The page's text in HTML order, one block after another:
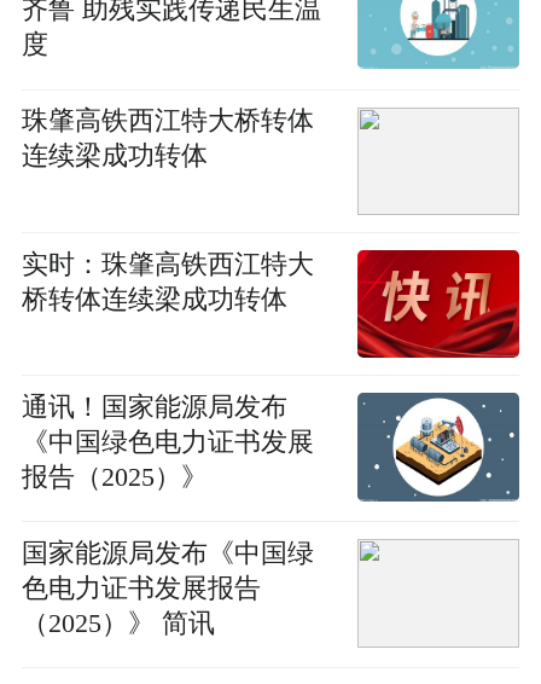
齐鲁 助残实践传递民生温
度
珠肇高铁西江特大桥转体
连续梁成功转体
实时：珠肇高铁西江特大
桥转体连续梁成功转体
通讯！国家能源局发布
《中国绿色电力证书发展
报告（2025）》
国家能源局发布《中国绿
色电力证书发展报告
（2025）》 简讯